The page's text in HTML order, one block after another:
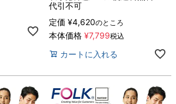
代引不可
定価 ¥4,620のところ
本体価格 ¥7,799税込
カートに入れる